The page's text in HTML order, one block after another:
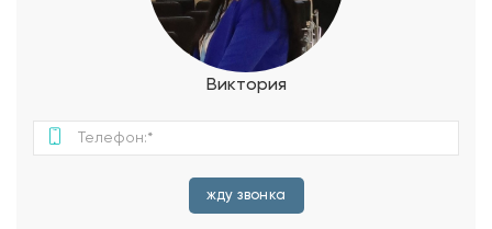
природой - виды на ландшафт из каждой комнаты,
использование натуральных материалов, патио как
продолжение гостиной. Проект«Маклин» - дом, где
современный дизайн встречается с теплотой
гармонии с природой, подчеркивая ценность простоты,
света и функциональности. Идеальный выбор для тех, кто
Виктория
жду звонка